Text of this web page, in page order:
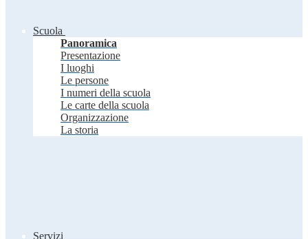
Scuola
Panoramica
Presentazione
I luoghi
Le persone
I numeri della scuola
Le carte della scuola
Organizzazione
La storia
Servizi